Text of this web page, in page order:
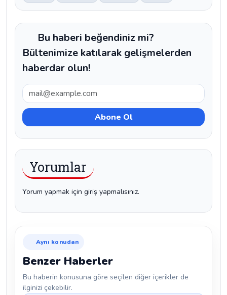
Bu haberi beğendiniz mi?
Bültenimize katılarak gelişmelerden
haberdar olun!
Yorumlar
Yorum yapmak için giriş yapmalısınız.
Aynı konudan
Benzer Haberler
Bu haberin konusuna göre seçilen diğer içerikler de
ilginizi çekebilir.